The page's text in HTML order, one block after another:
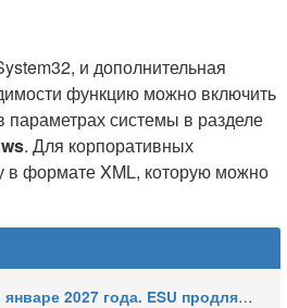
и дополнительная
функцию можно включить
параметрах системы в разделе
. Для корпоративных
в формате XML, которую можно
обновления до января 2030 года